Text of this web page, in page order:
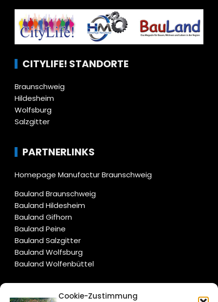
Cookie-Zustimmung
CITYLIFE! STANDORTE
Braunschweig
Hildesheim
Wolfsburg
Salzgitter
PARTNERLINKS
Homepage Manufactur Braunschweig
Bauland Braunschweig
Bauland Hildesheim
Bauland Gifhorn
Bauland Peine
Bauland Salzgitter
Bauland Wolfsburg
Bauland Wolfenbüttel
CITYLIFE!